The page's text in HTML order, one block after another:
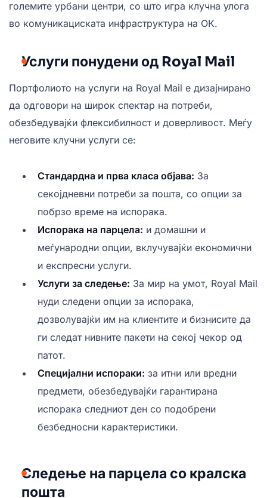
големите урбани центри, со што игра клучна улога
во комуникациската инфраструктура на ОК.
Услуги понудени од Royal Mail
Портфолиото на услуги на Royal Mail е дизајнирано
да одговори на широк спектар на потреби,
обезбедувајќи флексибилност и доверливост. Меѓу
неговите клучни услуги се:
Стандардна и прва класа објава: За
секојдневни потреби за пошта, со опции за
побрзо време на испорака.
Испорака на парцела: и домашни и
меѓународни опции, вклучувајќи економични
и експресни услуги.
Услуги за следење: За мир на умот, Royal Mail
нуди следени опции за испорака,
дозволувајќи им на клиентите и бизнисите да
ги следат нивните пакети на секој чекор од
патот.
Специјални испораки: за итни или вредни
предмети, обезбедувајќи гарантирана
испорака следниот ден со подобрени
безбедносни карактеристики.
Следење на парцела со кралска
пошта